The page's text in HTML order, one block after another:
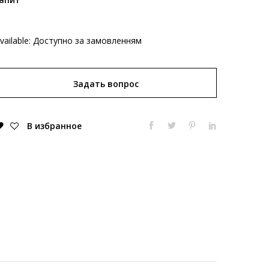
Доступно за замовленням
Задать вопрос
В избранное